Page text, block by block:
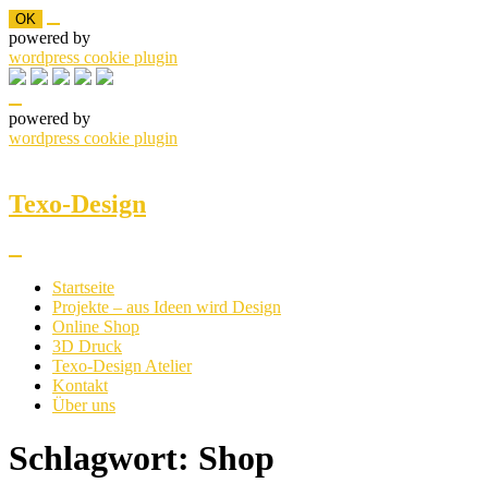
OK
powered by
wordpress cookie plugin
powered by
wordpress cookie plugin
content
Texo-Design
Startseite
Projekte – aus Ideen wird Design
Online Shop
3D Druck
Texo-Design Atelier
Kontakt
Über uns
Schlagwort: Shop